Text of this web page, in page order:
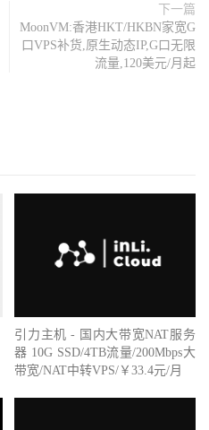
下一篇
MoonVM:香港HKT/HKBN家宽G
口VPS补货,原生动态IP,G口无限
流量,120美元/月起
引力主机 - 国内大带宽NAT服务
器 10G SSD/4TB流量/200Mbps大
带宽/NAT中转VPS/￥33.4元/月